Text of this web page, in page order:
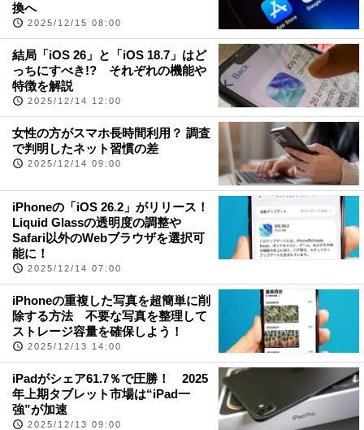
換へ
2025/12/15 08:00
結局「iOS 26」と「iOS 18.7」はど
っちにすべき!? それぞれの機能や
特徴を解説
2025/12/14 12:00
女性の方がスマホ長時間利用？ 調査
で判明したネット習慣の差
2025/12/14 09:00
iPhoneの「iOS 26.2」がリリース！
Liquid Glassの透明度の調整や
Safari以外のWebブラウザを選択可
能に！
2025/12/14 07:00
iPhoneの重複した写真を超簡単に削
除する方法 不要な写真を整理して
ストレージ容量を確保しよう！
2025/12/13 14:00
iPadがシェア61.7％で圧勝！ 2025
年上期タブレット市場は“iPad一
強”が加速
2025/12/13 09:00